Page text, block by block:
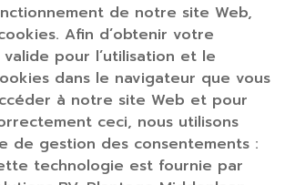
de notre site Web,
Afin d’obtenir votre
pour l’utilisation et le
dans le navigateur que vous
à notre site Web et pour
ceci, nous utilisons
de gestion des consentements :
technologie est fournie par